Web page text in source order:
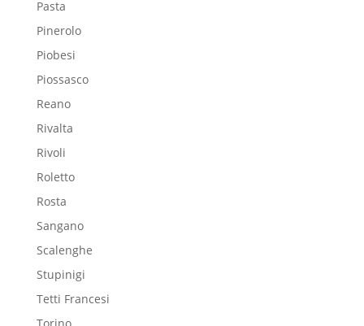
Pasta
Pinerolo
Piobesi
Piossasco
Reano
Rivalta
Rivoli
Roletto
Rosta
Sangano
Scalenghe
Stupinigi
Tetti Francesi